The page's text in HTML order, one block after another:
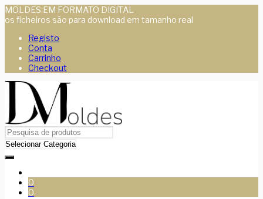
MOLDES EM FORMATO DIGITAL
os ficheiros são para download em tamanho real
Registo
Conta
Carrinho
Checkout
0
0